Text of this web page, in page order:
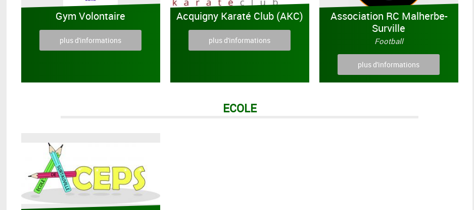
Gym Volontaire
plus d'informations
Acquigny Karaté Club (AKC)
plus d'informations
Association RC Malherbe-
Surville
Football
plus d'informations
ECOLE